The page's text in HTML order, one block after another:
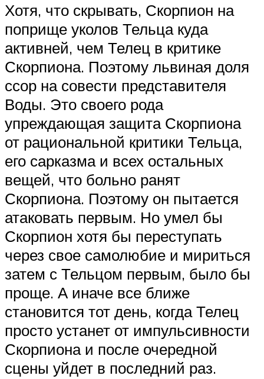
Хотя, что скрывать, Скорпион на
поприще уколов Тельца куда
активней, чем Телец в критике
Скорпиона. Поэтому львиная доля
ссор на совести представителя
Воды. Это своего рода
упреждающая защита Скорпиона
от рациональной критики Тельца,
его сарказма и всех остальных
вещей, что больно ранят
Скорпиона. Поэтому он пытается
атаковать первым. Но умел бы
Скорпион хотя бы переступать
через свое самолюбие и мириться
затем с Тельцом первым, было бы
проще. А иначе все ближе
становится тот день, когда Телец
просто устанет от импульсивности
Скорпиона и после очередной
сцены уйдет в последний раз.